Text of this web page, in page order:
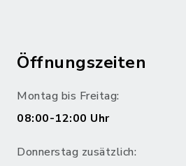
Öffnungszeiten
Montag bis Freitag:
08:00-12:00 Uhr
Donnerstag zusätzlich: